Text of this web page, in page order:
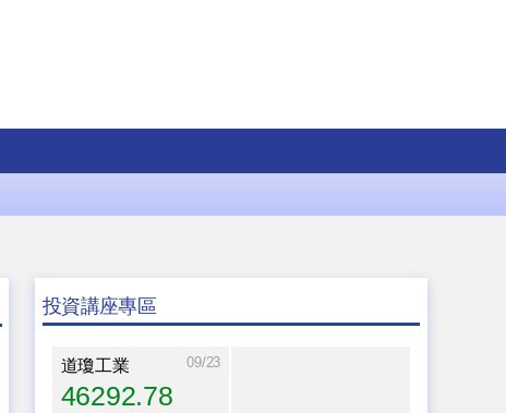
投資講座專區
道瓊工業 09/23
46292.78